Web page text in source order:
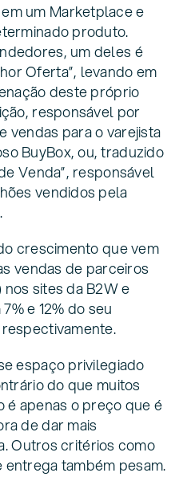
um Marketplace e
produto.
um deles é
Oferta”, levando em
deste próprio
responsável por
vendas para o varejista
BuyBox, ou, traduzido
Venda”, responsável
vendidos pela
crescimento que vem
vendas de parceiros
sites da B2W e
e 12% do seu
espaço privilegiado
do que muitos
é apenas o preço que é
de dar mais
Outros critérios como
também pesam.